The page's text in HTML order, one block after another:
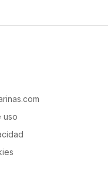
uso